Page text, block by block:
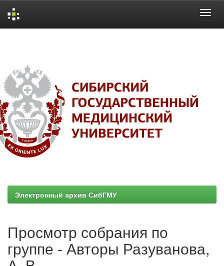
Электронный архив СибГМУ
Просмотр собрания по
группе - Авторы Разуванова,